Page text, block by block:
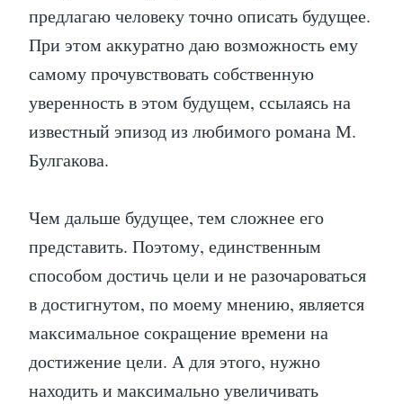
предлагаю человеку точно описать будущее.
При этом аккуратно даю возможность ему
самому прочувствовать собственную
уверенность в этом будущем, ссылаясь на
известный эпизод из любимого романа М.
Булгакова.
Чем дальше будущее, тем сложнее его
представить. Поэтому, единственным
способом достичь цели и не разочароваться
в достигнутом, по моему мнению, является
максимальное сокращение времени на
достижение цели. А для этого, нужно
находить и максимально увеличивать